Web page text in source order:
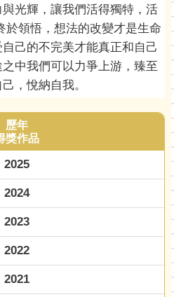
光輝，讓我們活得獨特，活
於領悟，想法的改變才是生命
己的不完美才能真正和自己
中我們可以力爭上游，臻至
，悅納自我。
歷年
獎作品
2025
2024
2023
2022
2021